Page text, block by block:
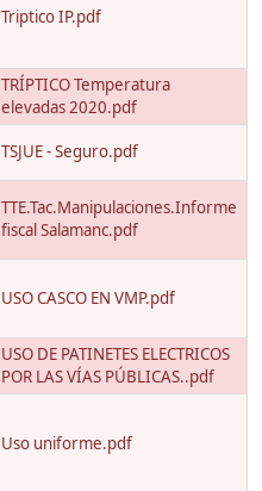
Triptico IP.pdf
TRÍPTICO Temperatura
elevadas 2020.pdf
TSJUE - Seguro.pdf
TTE.Tac.Manipulaciones.Informe
fiscal Salamanc.pdf
USO CASCO EN VMP.pdf
USO DE PATINETES ELECTRICOS
POR LAS VÍAS PÚBLICAS..pdf
Uso uniforme.pdf